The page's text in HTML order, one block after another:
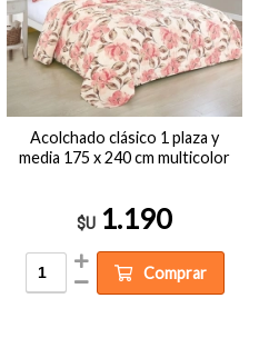
Acolchado clásico 1 plaza y
media 175 x 240 cm multicolor
$U 1.190
Comprar